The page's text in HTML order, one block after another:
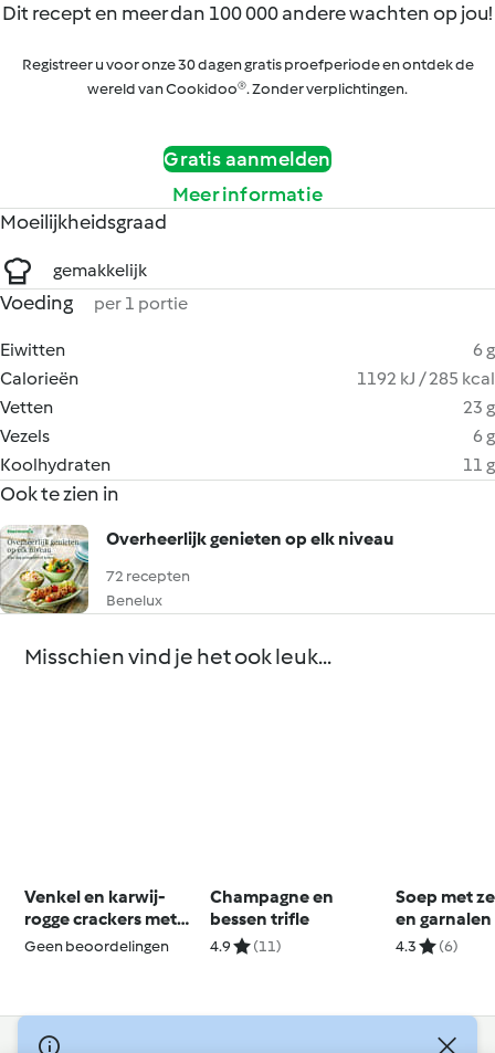
Dit recept en meer dan 100 000 andere wachten op jou!
Registreer u voor onze 30 dagen gratis proefperiode en ontdek de
wereld van Cookidoo®. Zonder verplichtingen.
Gratis aanmelden
Meer informatie
Moeilijkheidsgraad
gemakkelijk
Voeding per 1 portie
Eiwitten
6 g
Calorieën
1192 kJ / 285 kcal
Vetten
23 g
Vezels
6 g
Koolhydraten
11 g
Ook te zien in
Overheerlijk genieten op elk niveau
72 recepten
Benelux
Misschien vind je het ook leuk...
Venkel en karwij-
rogge crackers met
humus
Geen beoordelingen
Champagne en
bessen trifle
4.9 (11)
Soep met
en garnalen
4.3 (6)